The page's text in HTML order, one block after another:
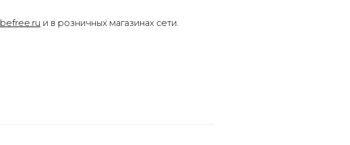
befree.ru и в розничных магазинах сети.